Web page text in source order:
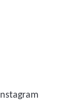
Instagram